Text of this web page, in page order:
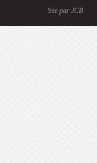
Site par JCB